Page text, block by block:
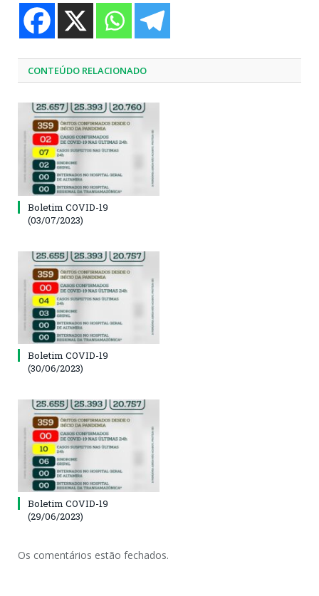
CONTEÚDO RELACIONADO
Boletim COVID-19
(03/07/2023)
Boletim COVID-19
(30/06/2023)
Boletim COVID-19
(29/06/2023)
Os comentários estão fechados.